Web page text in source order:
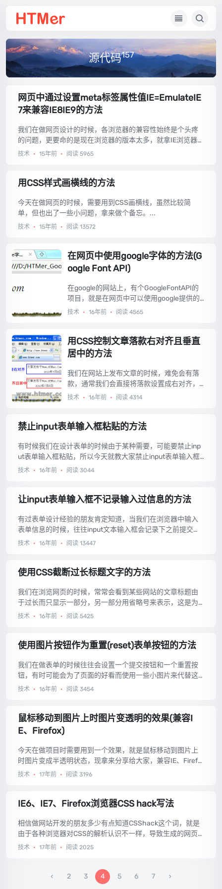
源代码157
网页中通过设置meta标签属性值IE=EmulateIE
7来兼容IE8IE9的方法
我们在做网页设计的时候，各浏览器的兼容性始终是个头疼
的问题，更要命的是现在浏览器的版本太多，就拿IE浏览器来
说吧，更新换代实在太快，现在都IE10了，可还有很多人还
天就告诉大家一个可以兼容IE浏览器各版本的方法（IE6除
技术 • 15年前 • 阅读 5965
用CSS样式画横线的方法
今天在做网页的时候，需要用到CSS画横线，虽然比较简
单，但也出了一些小问题，拿来做个备忘。...
技术 • 15年前 • 阅读 13572
在网页中使用google字体的方法(G
oogle Font API)
在google的网站上，有个GoogleFontAPI的
项目，就是在网页中可以使用google提供的
字体，而浏览网页者无须安装字体。这样我
不支持中文字体)，而不像以前那样为了使用
漂亮的字体而不得不把网页中的字做成图
呢？今天就向大家介绍在网页中使用google
字体的方法。...
技术 • 16年前 • 阅读 4565
用CSS控制文章落款右对齐且垂直
居中的方法
我们在网站上发布文章的时候，难免会有落
款，通常我们会直接将落款设置成右对齐，
但是如果落款有两行而且两行的文字字数又
想到的就是加空格，但是网页中的空格是难
量，所以今天教大家一个简单的，用CSS控
制文章落款右对齐且垂直居中的方法。...
技术 • 16年前 • 阅读 4314
禁止input表单输入框粘贴的方法
有时候我们在设计表单的时候由于某种需要，可能要禁止inp
ut表单输入框粘贴，所以今天就教大家禁止input表单输入框
粘贴的方法。...
技术 • 16年前 • 阅读 3044
让input表单输入框不记录输入过信息的方法
有过表单设计经验的朋友肯定知道，当我们在浏览器中输入
表单信息的时候，往往input文本输入框会记录下之前提交表
单的信息，以后每次只要双击input文本输入框就会出现之前
输入过信息的方法。...
技术 • 16年前 • 阅读 13447
使用CSS截断过长标题文字的方法
我们在浏览网页的时候，常常会看到某些网站的文章标题由
于过长而只显示一部分，另一部分用省略号来表示，这是为
了防止标题过长而导致页面排版不好看。那么这个文章标题
用省略号显示，这样往往在英文和中文的长度上难以判断。
享。...
技术 • 16年前 • 阅读 5425
使用图片按钮作为重置(reset)表单按钮的方法
我们在做表单的时候往往会设置一个提交按钮和一个重置按
钮，有时可能会为了页面的好看而使用一些小图片来代替这
些按钮，对于提交按钮使用图片的方法非常简单，相信大家
技术 • 16年前 • 阅读 3454
鼠标移动到图片上时图片变透明的效果(兼容I
E、Firefox)
今天在做项目时需要用到一个效果，就是鼠标移动到图片上
时图片变成半透明状态，现拿来分享给大家，兼容IE、Firefo
x浏览器咯。...
技术 • 17年前 • 阅读 3196
IE6、IE7、Firefox浏览器CSS hack写法
相信做网站开发的朋友多少有点知道CSShack这个词，就是
由于各种浏览器对CSS的解析认识不一样，导致生成的网页
效果不一样，如在IE7下显示是正常的网页，很可能在IE6或者
浏览器兼容网页。不过我相信浏览器的不断标准化，相信未
来我们在做网页设计的时候就可以不要CSShack了，希望如
技术 • 17年前 • 阅读 2025
2 3 4 5 6 7